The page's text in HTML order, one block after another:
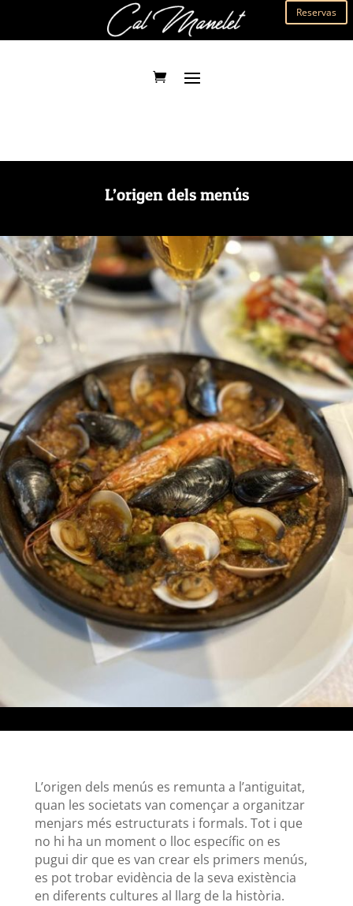
Reservas
L’origen dels menús
L’origen dels menús es remunta a l’antiguitat,
quan les societats van començar a organitzar
menjars més estructurats i formals. Tot i que
no hi ha un moment o lloc específic on es
pugui dir que es van crear els primers menús,
es pot trobar evidència de la seva existència
en diferents cultures al llarg de la història.